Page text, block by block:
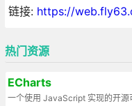
链接: https://
热门资源
ECharts
一个使用 JavaScript 实现的开源